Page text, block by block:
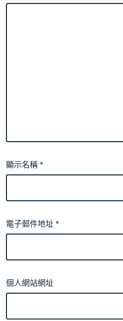
顯示名稱*
電子郵件地址*
個人網站網址